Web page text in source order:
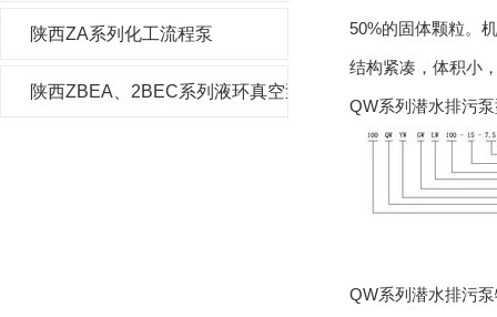
陕西ZA系列化工流程泵
陕西ZBEA、2BEC系列液环真空泵及压缩机
50%的固体颗粒。
结构紧凑，体积小
QW系列潜水排污
QW系列潜水排污